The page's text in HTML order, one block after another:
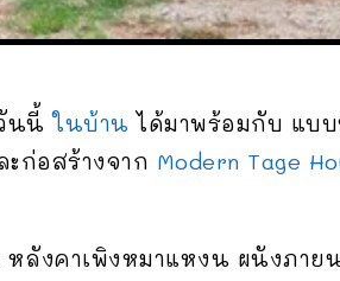
นนี้ในบ้านได้มาพร้อมกับ แบ
ก่อสร้างจาก Modern Tage
ลังคาเพิงหมาแหงน ผนังภา